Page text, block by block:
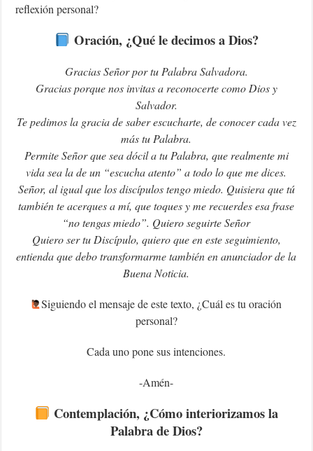
reflexión personal?
Oración, ¿Qué le decimos a Dios?
Gracias Señor por tu Palabra Salvadora.
Gracias porque nos invitas a reconocerte como Dios y
Salvador.
Te pedimos la gracia de saber escucharte, de conocer cada vez
más tu Palabra.
Permite Señor que sea dócil a tu Palabra, que realmente mi
vida sea la de un “escucha atento” a todo lo que me dices.
Señor, al igual que los discípulos tengo miedo. Quisiera que tú
también te acerques a mí, que toques y me recuerdes esa frase
“no tengasmiedo”. Quiero seguirte Señor
Quiero ser tu Discípulo, quiero que en este seguimiento,
entienda que debo transformarme también en anunciador de la
Buena Noticia.
‍Siguiendo el mensaje de este texto, ¿Cuál es tu oración
personal?
Cada uno pone sus intenciones.
-Amén-
Contemplación, ¿Cómo interiorizamos la
Palabra de Dios?